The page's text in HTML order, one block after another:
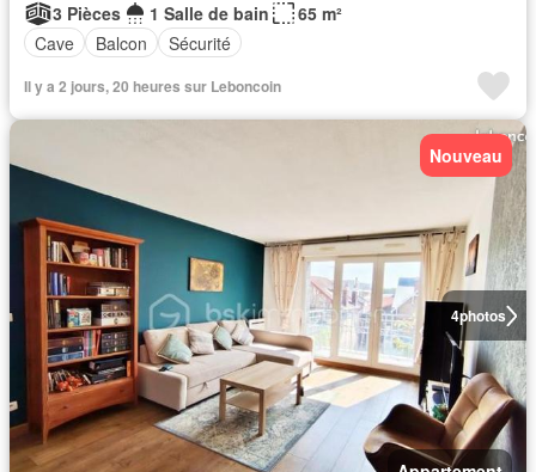
3 Pièces
1 Salle de bain
65 m²
Cave
Balcon Sécurité
Il y a 2 jours, 20 heures sur Leboncoin
4photos
Nouveau